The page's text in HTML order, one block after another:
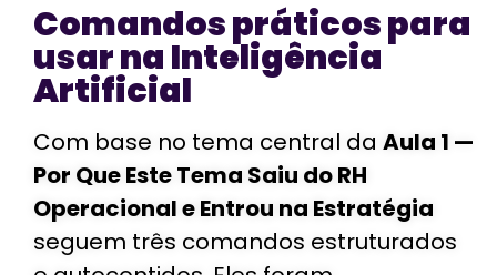
Comandos práticos para
usar na Inteligência
Artificial
Com base no tema central da Aula 1 —
Por Que Este Tema Saiu do RH
Operacional e Entrou na Estratégia
seguem três comandos estruturados